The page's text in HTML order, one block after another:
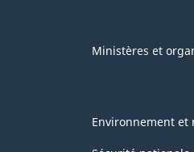
Ministères et
Environnement et